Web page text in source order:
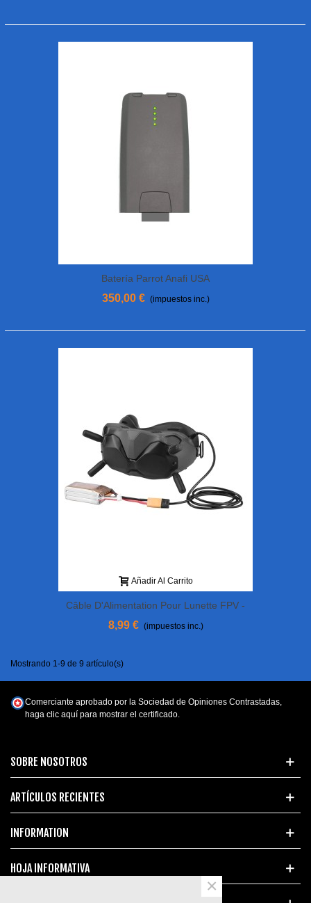
Batería Parrot Anafi USA
350,00 € (impuestos inc.)
Añadir Al Carrito
Câble D'Alimentation Pour Lunette FPV -
Xt60 Vers DC
8,99 € (impuestos inc.)
Mostrando 1-9 de 9 artículo(s)
SOBRE NOSOTROS
ARTÍCULOS RECIENTES
INFORMATION
HOJA INFORMATIVA
Comerciante aprobado por la Sociedad de Opiniones Contrastadas,
haga clic aquí para mostrar el certificado.
×